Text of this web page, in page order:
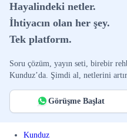
Hayalindeki netler.
İhtiyacın olan her şey.
Tek platform.
Soru çözüm, yayın seti, birebir
Kunduz’da. Şimdi al, netlerini
Görüşme Başlat
Kunduz